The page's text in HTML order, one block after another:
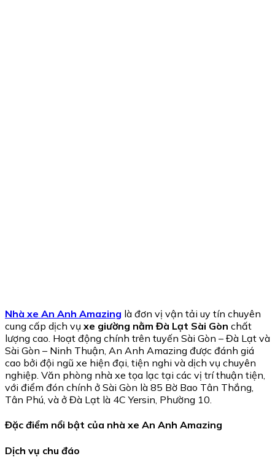
Nhà xe An Anh Amazing là đơn vị vận tải uy tín chuyên
cung cấp dịch vụ xe giường nằm Đà Lạt Sài Gòn chất
lượng cao. Hoạt động chính trên tuyến Sài Gòn – Đà Lạt và
Sài Gòn – Ninh Thuận, An Anh Amazing được đánh giá
cao bởi đội ngũ xe hiện đại, tiện nghi và dịch vụ chuyên
nghiệp. Văn phòng nhà xe tọa lạc tại các vị trí thuận tiện,
với điểm đón chính ở Sài Gòn là 85 Bờ Bao Tân Thắng,
Tân Phú, và ở Đà Lạt là 4C Yersin, Phường 10.
Đặc điểm nổi bật của nhà xe An Anh Amazing
Dịch vụ chu đáo